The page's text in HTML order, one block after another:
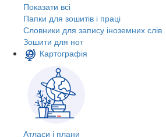
Показати всі
Папки для зошитів і праці
Словники для запису іноземних слів
Зошити для нот
Картографія
Атласи і плани